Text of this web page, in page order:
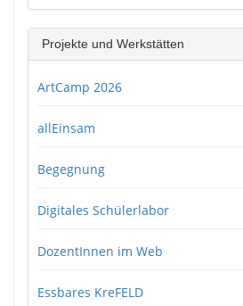
Projekte und Werkstätten
ArtCamp 2026
allEinsam
Begegnung
Digitales Schülerlabor
DozentInnen im Web
Essbares KreFELD